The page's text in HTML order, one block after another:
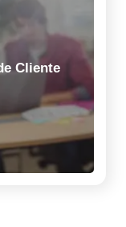
Cliente
entender
la hiper-
y servicios,
de valor y